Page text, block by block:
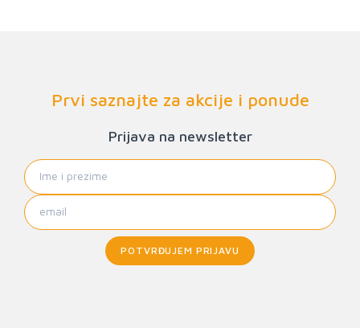
Prvi saznajte za akcije i ponude
Prijava na newsletter
POTVRĐUJEM PRIJAVU